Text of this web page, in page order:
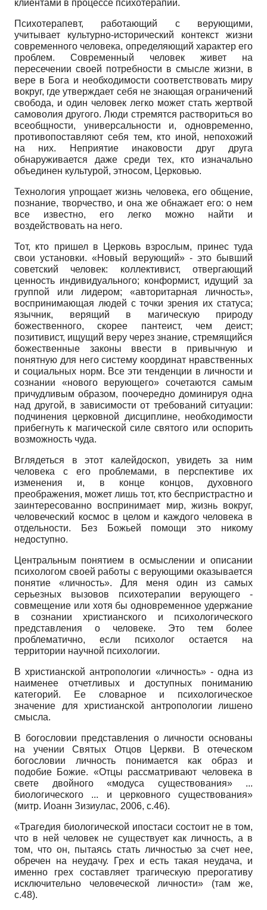
клиентами в процессе психотерапии.
Психотерапевт, работающий с верующими,
учитывает культурно-исторический контекст жизни
современного человека, определяющий характер его
проблем. Современный человек живет на
пересечении своей потребности в смысле жизни, в
вере в Бога и необходимости соответствовать миру
вокруг, где утверждает себя не знающая ограничений
свобода, и один человек легко может стать жертвой
самоволия другого. Люди стремятся раствориться во
всеобщности, универсальности и, одновременно,
противопоставляют себя тем, кто иной, непохожий
на них. Неприятие инаковости друг друга
обнаруживается даже среди тех, кто изначально
объединен культурой, этносом, Церковью.
Технология упрощает жизнь человека, его общение,
познание, творчество, и она же обнажает его: о нем
все известно, его легко можно найти и
воздействовать на него.
Тот, кто пришел в Церковь взрослым, принес туда
свои установки. «Новый верующий» - это бывший
советский человек: коллективист, отвергающий
ценность индивидуального; конформист, идущий за
группой или лидером; «авторитарная личность»,
воспринимающая людей с точки зрения их статуса;
язычник, верящий в магическую природу
божественного, скорее пантеист, чем деист;
позитивист, ищущий веру через знание, стремящийся
божественные законы ввести в привычную и
понятную для него систему координат нравственных
и социальных норм. Все эти тенденции в личности и
сознании «нового верующего» сочетаются самым
причудливым образом, поочередно доминируя одна
над другой, в зависимости от требований ситуации:
подчинения церковной дисциплине, необходимости
прибегнуть к магической силе святого или оспорить
возможность чуда.
Вглядеться в этот калейдоскоп, увидеть за ним
человека с его проблемами, в перспективе их
изменения и, в конце концов, духовного
преображения, может лишь тот, кто беспристрастно и
заинтересованно воспринимает мир, жизнь вокруг,
человеческий космос в целом и каждого человека в
отдельности. Без Божьей помощи это никому
недоступно.
Центральным понятием в осмыслении и описании
психологом своей работы с верующими оказывается
понятие «личность». Для меня один из самых
серьезных вызовов психотерапии верующего -
совмещение или хотя бы одновременное удержание
в сознании христианского и психологического
представления о человеке. Это тем более
проблематично, если психолог остается на
территории научной психологии.
В христианской антропологии «личность» - одна из
наименее отчетливых и доступных пониманию
категорий. Ее словарное и психологическое
значение для христианской антропологии лишено
смысла.
В богословии представления о личности основаны
на учении Святых Отцов Церкви. В отеческом
богословии личность понимается как образ и
подобие Божие. «Отцы рассматривают человека в
свете двойного «модуса существования» ...
биологического ... и церковного существования»
(митр. Иоанн Зизиулас, 2006, с.46).
«Трагедия биологической ипостаси состоит не в том,
что в ней человек не существует как личность, а в
том, что он, пытаясь стать личностью за счет нее,
обречен на неудачу. Грех и есть такая неудача, и
именно грех составляет трагическую прерогативу
исключительно человеческой личности» (там же,
с.48).